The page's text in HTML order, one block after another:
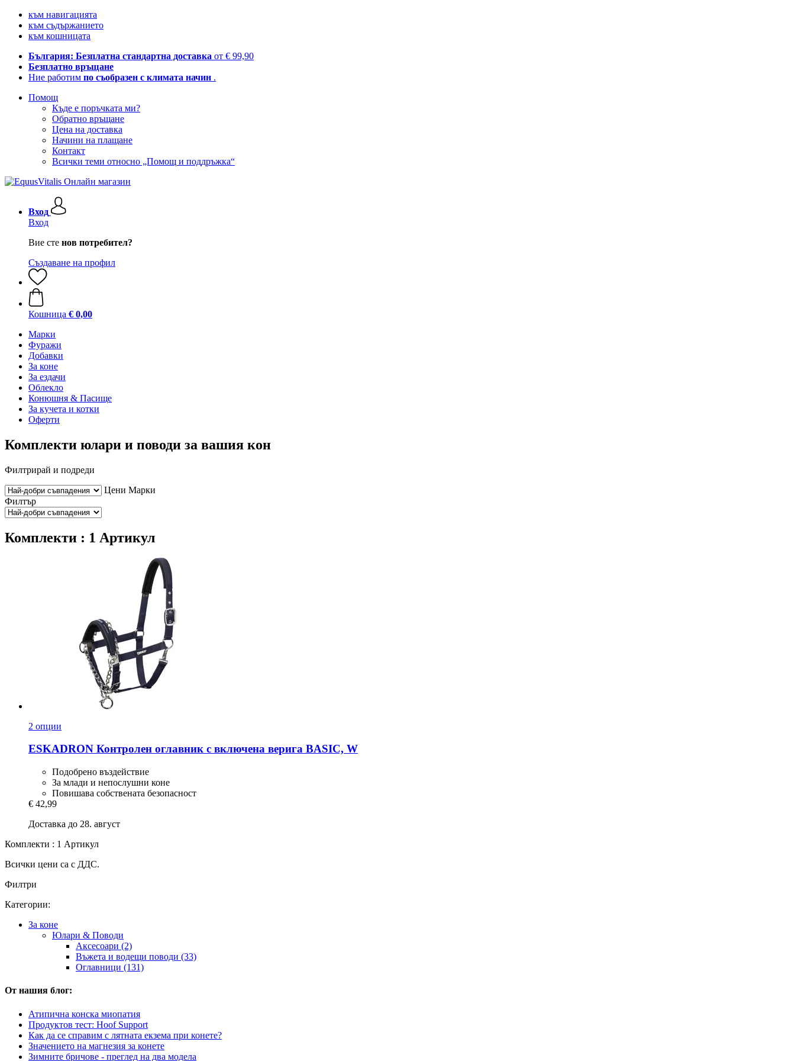
към навигацията
към съдържанието
към кошницата
България: Безплатна стандартна доставка от € 99,90
Безплатно връщане
Ние работим по съобразен с климата начин .
Помощ
Къде е поръчката ми?
Обратно връщане
Цена на доставка
Начини на плащане
Контакт
Всички теми относно „Помощ и поддръжка“
Вход
Вход
Вие сте нов потребител?
Създаване на профил
Кошница € 0,00
Марки
Фуражи
Добавки
За коне
За ездачи
Облекло
Конюшня & Пасище
За кучета и котки
Оферти
Комплекти юлари и поводи за вашия кон
Филтрирай и подреди
Цени Марки
Филтър
Комплекти : 1 Артикул
2 опции
ESKADRON Контролен оглавник с включена верига BASIC, W
Подобрено въздействие
За млади и непослушни коне
Повишава собствената безопасност
€ 42,99
Доставка до 28. август
Комплекти : 1 Артикул
Всички цени са с ДДС.
Филтри
Категории:
За коне
Юлари & Поводи
Аксесоари (2)
Въжета и водещи поводи (33)
Оглавници (131)
От нашия блог:
Атипична конска миопатия
Продуктов тест: Hoof Support
Как да се справим с лятната екзема при конете?
Значението на магнезия за конете
Зимните бричове - преглед на два модела